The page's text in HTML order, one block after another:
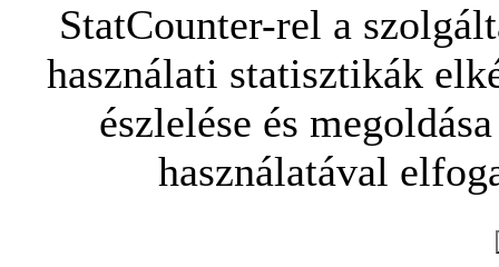
StatCounter-rel a
használati statisztikák
észlelése és
használatával